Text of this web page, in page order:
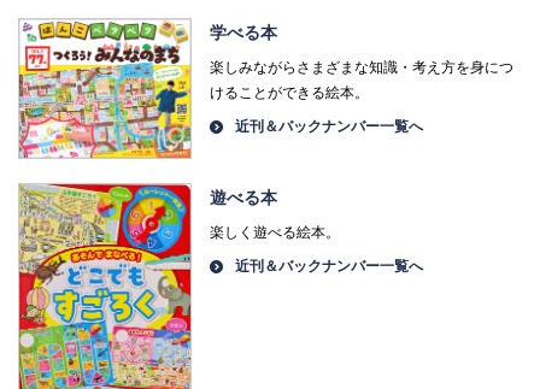
学べる本
楽しみながらさまざまな知識・考え方を身につ
けることができる絵本。
近刊＆バックナンバー一覧へ
遊べる本
楽しく遊べる絵本。
近刊＆バックナンバー一覧へ